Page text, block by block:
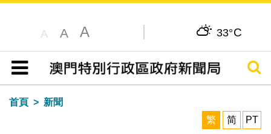
A A A 33°C
目錄
搜尋
首頁
新聞
繁
简 PT